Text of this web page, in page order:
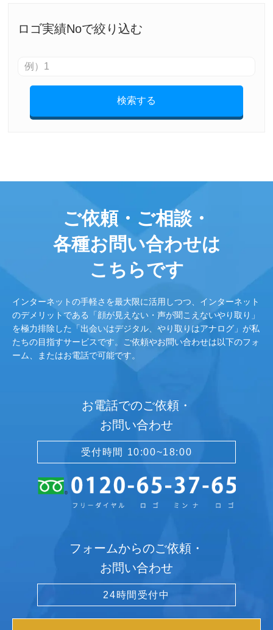
ロゴ実績Noで絞り込む
検索する
ご依頼・ご相談・
各種お問い合わせは
こちらです
インターネットの手軽さを最大限に活用しつつ、インターネット
のデメリットである「顔が見えない・声が聞こえないやり取り」
を極力排除した「出会いはデジタル、やり取りはアナログ」が私
たちの目指すサービスです。ご依頼やお問い合わせは以下のフォ
ーム、またはお電話で可能です。
お電話でのご依頼・
お問い合わせ
受付時間 10:00~18:00
フォームからのご依頼・
お問い合わせ
24時間受付中